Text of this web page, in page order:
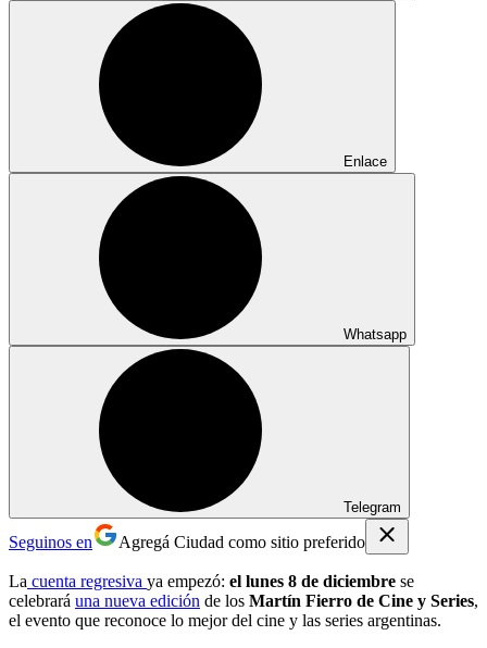
Enlace
Whatsapp
Telegram
Seguinos en Agregá Ciudad como sitio preferido
La cuenta regresiva ya empezó: el lunes 8 de diciembre se
celebrará una nueva edición de los Martín Fierro de Cine y Series,
el evento que reconoce lo mejor del cine y las series argentinas.